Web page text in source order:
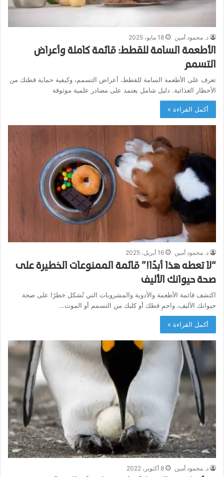
د. محمود أمين 18 مايو، 2025
الأطعمة السامة للقطط: قائمة كاملة وأعراض
التسمم
تعرف على الأطعمة السامة للقطط، أعراض التسمم، وكيفية حماية قطتك من
الأخطار الغذائية. دليل شامل يعتمد على مصادر علمية موثوقة
أكمل القراءة »
د. محمود أمين 16 أبريل، 2025
“لا تعطه هذا أبدًا!” قائمة الممنوعات الخطيرة على
صحة حيوانك الأليف
اكتشف قائمة الأطعمة والأدوية والمشروبات التي تُشكل خطرًا على صحة
حيوانك الأليف، واحمِ قطك أو كلبك من التسمم أو الموت…
أكمل القراءة »
د. محمود أمين 8 أكتوبر، 2022